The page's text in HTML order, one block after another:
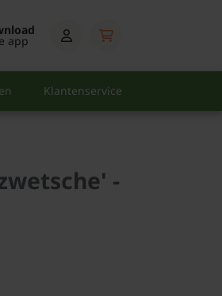
app
Klantenservice
-